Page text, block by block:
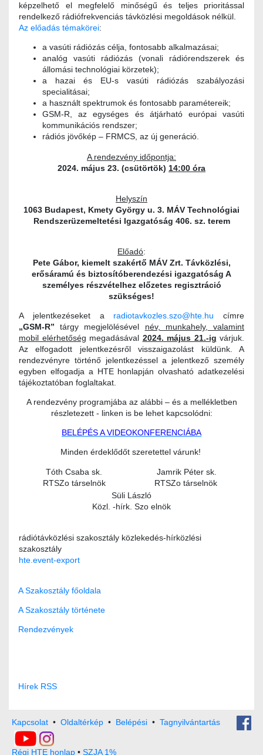
képzelhető el megfelelő minőségű és teljes prioritással
rendelkező rádiófrekvenciás távközlési megoldások nélkül.
Az előadás témakörei:
a vasúti rádiózás célja, fontosabb alkalmazásai;
analóg vasúti rádiózás (vonali rádiórendszerek és
állomási technológiai körzetek);
a hazai és EU-s vasúti rádiózás szabályozási
specialitásai;
a használt spektrumok és fontosabb paramétereik;
GSM-R, az egységes és átjárható európai vasúti
kommunikációs rendszer;
rádiós jövőkép – FRMCS, az új generáció.
A rendezvény időpontja:
2024. május 23. (csütörtök) 14:00 óra
Helyszín
1063 Budapest, Kmety György u. 3. MÁV Technológiai
Rendszerüzemeltetési Igazgatóság 406. sz. terem
Előadó:
Pete Gábor, kiemelt szakértő MÁV Zrt. Távközlési,
erősáramú és biztosítóberendezési igazgatóság A
személyes részvételhez előzetes regisztráció
szükséges!
A jelentkezéseket a radiotavkozles.szo@hte.hu címre
„GSM-R” tárgy megjelölésével név, munkahely, valamint
mobil elérhetőség megadásával 2024. május 21.-ig várjuk.
Az elfogadott jelentkezésről visszaigazolást küldünk. A
rendezvényre történő jelentkezéssel a jelentkező személy
egyben elfogadja a HTE honlapján olvasható adatkezelési
tájékoztatóban foglaltakat.
A rendezvény programjába az alábbi – és a mellékletben
részletezett - linken is be lehet kapcsolódni:
BELÉPÉS A VIDEOKONFERENCIÁBA
Minden érdeklődőt szeretettel várunk!
Tóth Csaba sk.
RTSZo társelnök
Jamrik Péter sk.
RTSZo társelnök
Süli László
Közl. -hírk. Szo elnök
rádiótávközlési szakosztály közlekedés-hírközlési
szakosztály
hte.event-export
A Szakosztály főoldala
A Szakosztály története
Rendezvények
Hírek RSS
Kapcsolat • Oldaltérkép • Belépési • Tagnyilvántartás
Régi HTE honlap • SZJA 1%